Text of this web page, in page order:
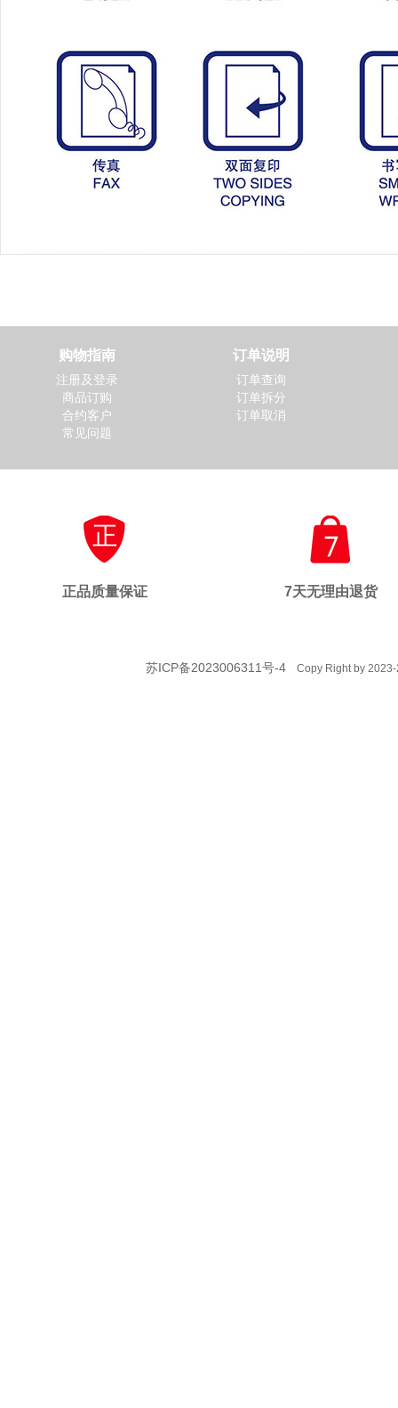
购物指南
注册及登录
商品订购
合约客户
常见问题
订单说明
订单查询
订单拆分
订单取消
正品质量保证 7天无理由退货
苏ICP备2023006311号-4 Copy Right by 2023-